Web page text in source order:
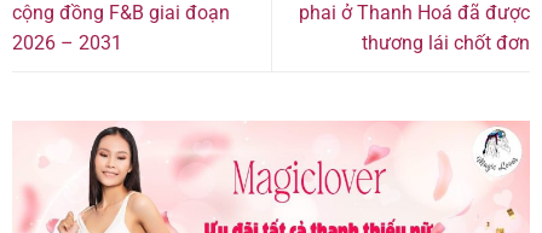
cộng đồng F&B giai đoạn
2026 – 2031
phai ở Thanh Hoá đã được
thương lái chốt đơn